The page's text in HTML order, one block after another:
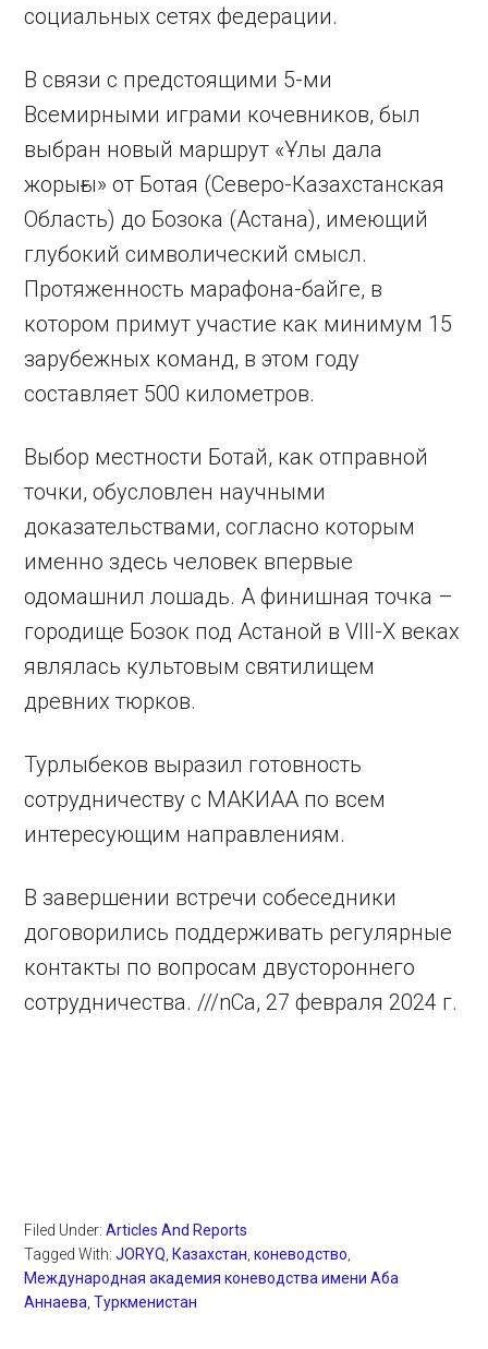
социальных сетях федерации.
В связи с предстоящими 5-ми
Всемирными играми кочевников, был
выбран новый маршрут «Ұлы дала
жорығы» от Ботая (Северо-Казахстанская
Область) до Бозока (Астана), имеющий
глубокий символический смысл.
Протяженность марафона-байге, в
котором примут участие как минимум 15
зарубежных команд, в этом году
составляет 500 километров.
Выбор местности Ботай, как отправной
точки, обусловлен научными
доказательствами, согласно которым
именно здесь человек впервые
одомашнил лошадь. А финишная точка –
городище Бозок под Астаной в VIII-X веках
являлась культовым святилищем
древних тюрков.
Турлыбеков выразил готовность
сотрудничеству с МАКИАА по всем
интересующим направлениям.
В завершении встречи собеседники
договорились поддерживать регулярные
контакты по вопросам двустороннего
сотрудничества. ///nCa, 27 февраля 2024 г.
Filed Under:Articles And Reports
Tagged With:JORYQ Казахстан ,коневодство
Международная академия коневодства имени Аба
Аннаева ,Туркменистан